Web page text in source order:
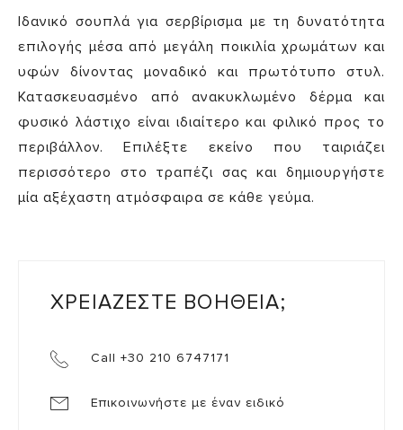
Ιδανικό σουπλά για σερβίρισμα με τη δυνατότητα
επιλογής μέσα από μεγάλη ποικιλία χρωμάτων και
υφών δίνοντας μοναδικό και πρωτότυπο στυλ.
Κατασκευασμένο από ανακυκλωμένο δέρμα και
φυσικό λάστιχο είναι ιδιαίτερο και φιλικό προς το
περιβάλλον. Επιλέξτε εκείνο που ταιριάζει
περισσότερο στο τραπέζι σας και δημιουργήστε
μία αξέχαστη ατμόσφαιρα σε κάθε γεύμα.
ΧΡΕΙΑΖΕΣΤΕ ΒΟΗΘΕΙΑ;
Call +30 210 6747171
Επικοινωνήστε με έναν ειδικό